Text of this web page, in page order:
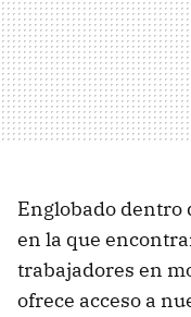
Englobado dentro
en la que
trabajadores en
ofrece acceso a